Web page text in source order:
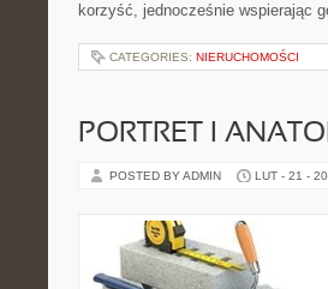
korzyść, jednocześnie wspierając
CATEGORIES: NIERUCHOMOŚCI
PORTRET I
POSTED BY ADMIN LUT - 21 -